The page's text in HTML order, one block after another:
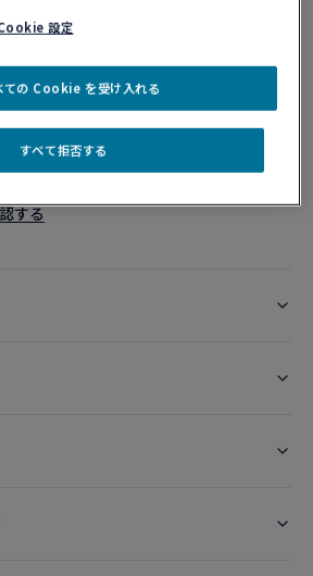
カスタマイズ
ッピングバッグに追加
する​
設定
すべて拒否する
ての Cookie を受け入れる